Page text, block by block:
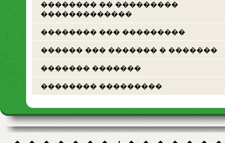
�������� �� ���������
�������������
�������� ��� ���������
������ ��� ������� � �������
������� �������
�������� ���������